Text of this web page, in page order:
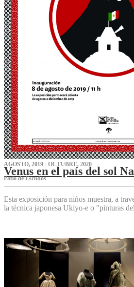
AGOSTO, 2019 - OCTUBRE, 2020
Venus en el país del sol
P‌atio de Escudos
Esta exposición para niños muestra, a
la técnica japonesa Ukiyo-e o "pinturas